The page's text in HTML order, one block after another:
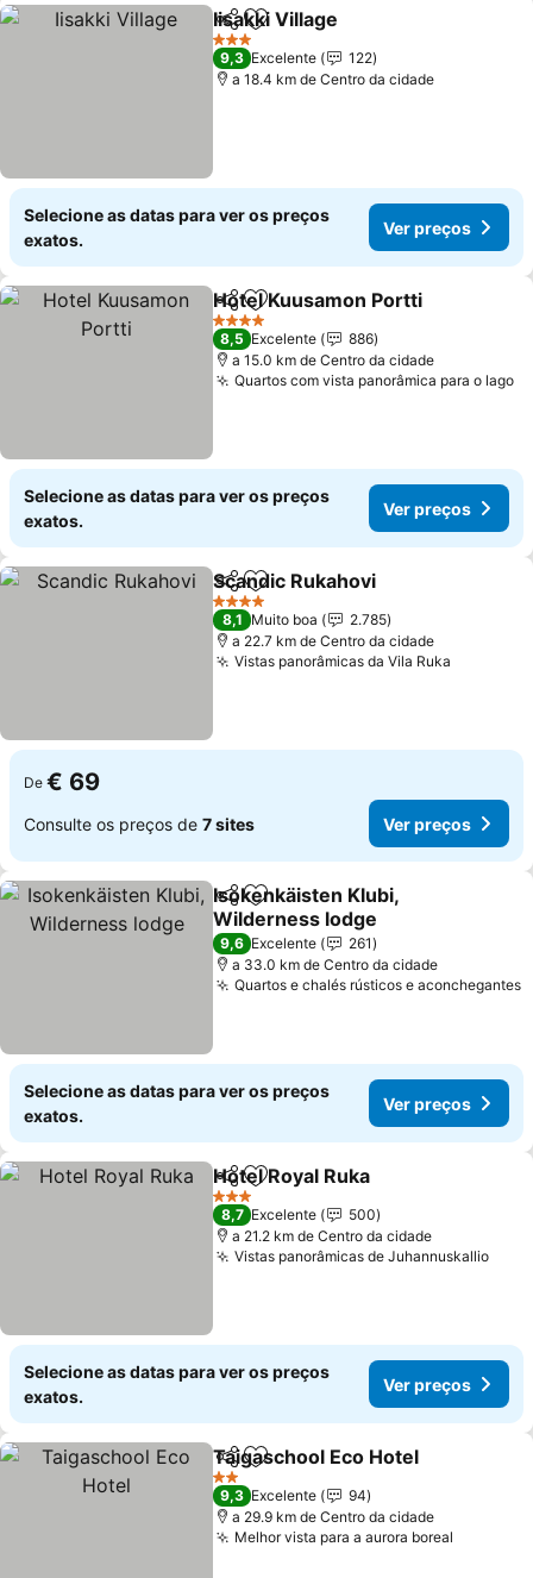
PartilharAdicionar aos favoritos
Iisakki Village
3 Estrelas
9,3 Excelente
122
a 18.4 km de Centro da cidade
Selecione as datas para ver os preços
exatos.
Ver preços
PartilharAdicionar aos favoritos
Hotel Kuusamon Portti
4 Estrelas
8,5 Excelente
886
a 15.0 km de Centro da cidade
Quartos com vista panorâmica para o lago
Selecione as datas para ver os preços
exatos.
Ver preços
PartilharAdicionar aos favoritos
Scandic Rukahovi
4 Estrelas
8,1 Muito boa
2.785
a 22.7 km de Centro da cidade
Vistas panorâmicas da Vila Ruka
De € 69
Consulte os preços de 7 sites Ver preços
PartilharAdicionar aos favoritos
Isokenkäisten Klubi,
Wilderness lodge
Ver preços
9,6 Excelente
261
a 33.0 km de Centro da cidade
Quartos e chalés rústicos e aconchegantes
Selecione as datas para ver os preços
exatos.
Ver preços
PartilharAdicionar aos favoritos
Hotel Royal Ruka
3 Estrelas
8,7 Excelente
500
a 21.2 km de Centro da cidade
Vistas panorâmicas de JuhannuskallioVer
Selecione as datas para ver os preços
exatos.
Ver preços
PartilharAdicionar aos favoritos
Taigaschool Eco Hotel
2 Estrelas
9,3 Excelente
94
a 29.9 km de Centro da cidade
Melhor vista para a aurora boreal